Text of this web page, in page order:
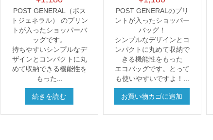
POST GENERAL（ポス
トジェネラル） のプリン
トが入ったショッパーバ
ッグです。
持ちやすいシンプルなデ
ザインとコンパクトに丸
めて収納できる機能性を
もった...
続きを読む
POST GENERALのプリ
ントが入ったショッパー
バッグ！
シンプルなデザインとコ
ンパクトに丸めて収納で
きる機能性をもった
エコバッグです。とって
も使いやすいですよ！...
お買い物カゴに追加